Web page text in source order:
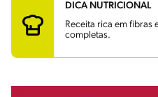
DICA NUTRICIONAL
Receita rica em fibras
completas.